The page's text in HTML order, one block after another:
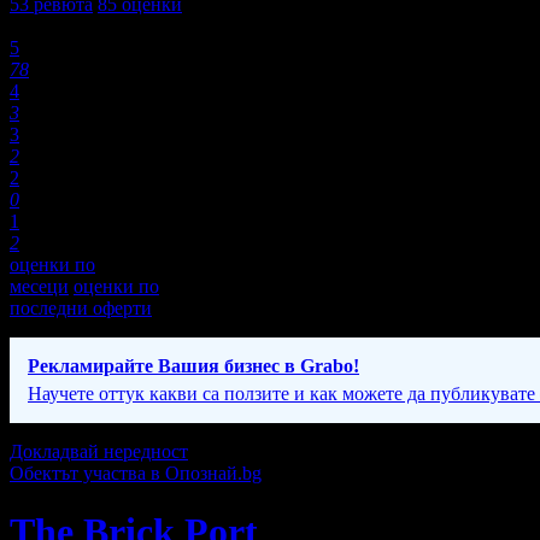
53 ревюта 85 оценки
5
78
4
3
3
2
2
0
1
2
оценки по
месеци оценки по
последни оферти
Рекламирайте Вашия бизнес в Grabo!
Научете оттук какви са ползите и как можете да публикувате
Докладвай нередност
Обектът участва в Опознай.bg